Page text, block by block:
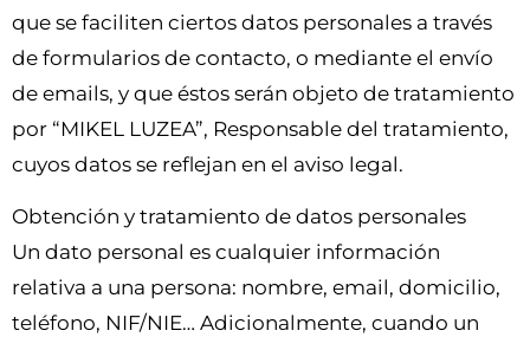
que se faciliten ciertos datos personales a través
de formularios de contacto, o mediante el envío
de emails, y que éstos serán objeto de tratamiento
por “MIKEL LUZEA”, Responsable del tratamiento,
cuyos datos se reflejan en el aviso legal.
Obtención y tratamiento de datos personales
Un dato personal es cualquier información
relativa a una persona: nombre, email, domicilio,
teléfono, NIF/NIE… Adicionalmente, cuando un